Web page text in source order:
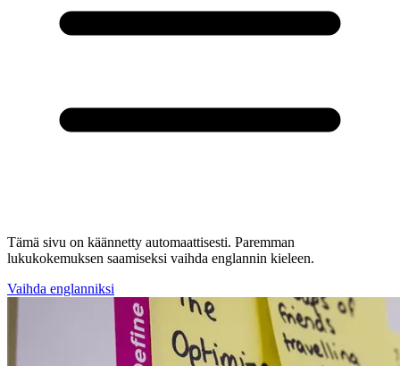
Tämä sivu on käännetty automaattisesti. Paremman
lukukokemuksen saamiseksi vaihda englannin kieleen.
Vaihda englanniksi